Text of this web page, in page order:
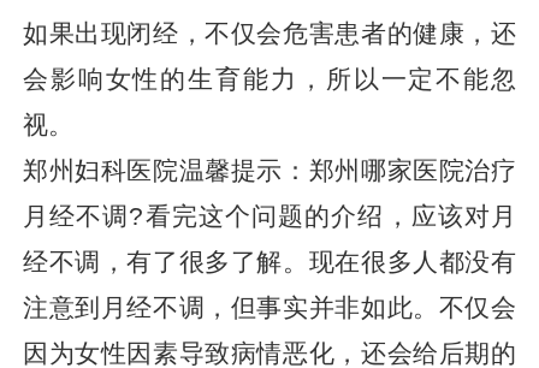
如果出现闭经，不仅会危害患者的健康，还
会影响女性的生育能力，所以一定不能忽
视。
郑州妇科医院温馨提示：郑州哪家医院治疗
月经不调?看完这个问题的介绍，应该对月
经不调，有了很多了解。现在很多人都没有
注意到月经不调，但事实并非如此。不仅会
因为女性因素导致病情恶化，还会给后期的